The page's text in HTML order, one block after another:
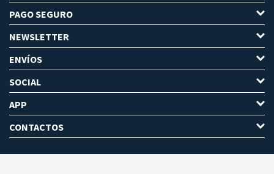
PAGO SEGURO
NEWSLETTER
ENVÍOS
SOCIAL
APP
CONTACTOS